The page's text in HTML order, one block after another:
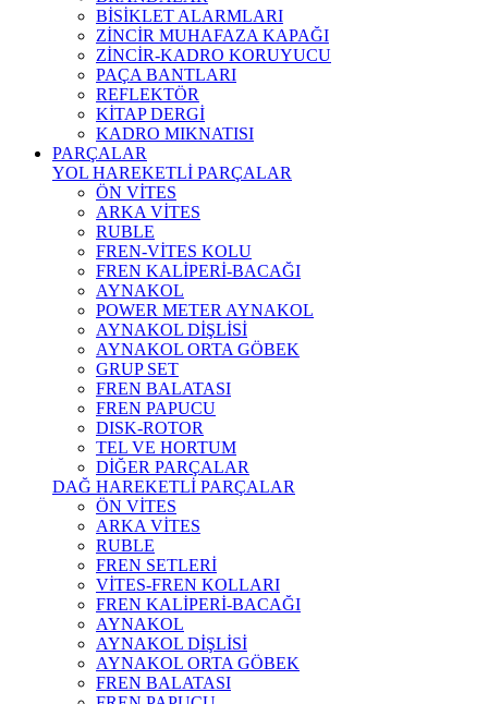
BİSİKLET ALARMLARI
ZİNCİR MUHAFAZA KAPAĞI
ZİNCİR-KADRO KORUYUCU
PAÇA BANTLARI
REFLEKTÖR
KİTAP DERGİ
KADRO MIKNATISI
PARÇALAR
YOL HAREKETLİ PARÇALAR
ÖN VİTES
ARKA VİTES
RUBLE
FREN-VİTES KOLU
FREN KALİPERİ-BACAĞI
AYNAKOL
POWER METER AYNAKOL
AYNAKOL DİŞLİSİ
AYNAKOL ORTA GÖBEK
GRUP SET
FREN BALATASI
FREN PAPUCU
DISK-ROTOR
TEL VE HORTUM
DİĞER PARÇALAR
DAĞ HAREKETLİ PARÇALAR
ÖN VİTES
ARKA VİTES
RUBLE
FREN SETLERİ
VİTES-FREN KOLLARI
FREN KALİPERİ-BACAĞI
AYNAKOL
AYNAKOL DİŞLİSİ
AYNAKOL ORTA GÖBEK
FREN BALATASI